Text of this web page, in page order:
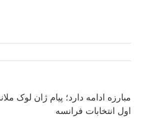
مبارزه ادامه دارد؛ پیام ژان لوک
اول انتخابات فرانسه